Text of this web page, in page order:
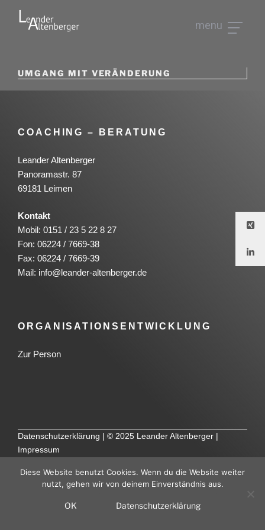
Inhalt
UMGANG MIT VERÄNDERUNG
COACHING – BERATUNG
Leander Altenberger
Panoramastr. 87
69181 Leimen
Kontakt
Mobil: 0151 / 23 5 22 8 27
Fon: 06224 / 7669-38
Fax: 06224 / 7669-39
Mail: info@leander-altenberger.de
ORGANISATIONSENTWICKLUNG
Zur Person
Datenschutzerklärung | © 2025 Leander Altenberger |
Impressum
menu
Diese Website benutzt Cookies. Wenn du die Website weiter
nutzt, gehen wir von deinem Einverständnis aus.
OK Datenschutzerklärung